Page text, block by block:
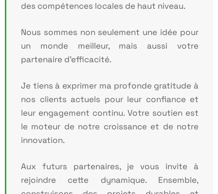
des compétences locales de haut niveau.
Nous sommes non seulement une idée pour
un monde meilleur, mais aussi votre
partenaire d’efficacité.
Je tiens à exprimer ma profonde gratitude à
nos clients actuels pour leur confiance et
leur engagement continu. Votre soutien est
le moteur de notre croissance et de notre
innovation.
Aux futurs partenaires, je vous invite à
rejoindre cette dynamique. Ensemble,